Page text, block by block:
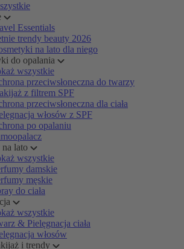
Essentials
trendy beauty 2026
na lato dla niego
do opalania
wszystkie
przeciwsłoneczna do twarzy
z filtrem SPF
przeciwsłoneczna dla ciała
włosów z SPF
po opalaniu
na lato
wszystkie
damskie
męskie
do ciała
wszystkie
& Pielęgnacja ciała
włosów
i trendy